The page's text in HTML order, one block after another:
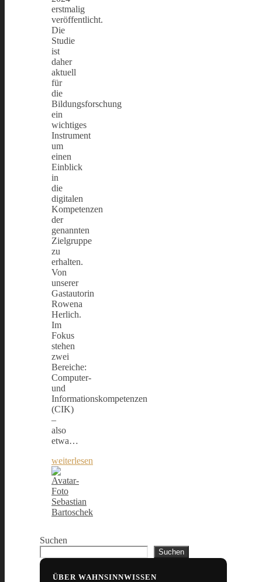
erstmalig
veröffentlicht.
Die
Studie
ist
daher
aktuell
für
die
Bildungsforschung
ein
wichtiges
Instrument
um
einen
Einblick
in
die
digitalen
Kompetenzen
der
genannten
Zielgruppe
zu
erhalten.
Von
unserer
Gastautorin
Rowena
Herlich.
Im
Fokus
stehen
zwei
Bereiche:
Computer-
und
Informationskompetenzen
(CIK)
–
also
etwa…
weiterlesen
Sebastian
Bartoschek
Suchen
Suchen
ÜBER WAHNSINNWISSEN